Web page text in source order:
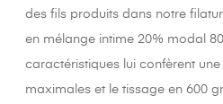
des fils produits dans notre
en mélange intime 20% modal
caractéristiques lui confèrent
maximales et le tissage en 600